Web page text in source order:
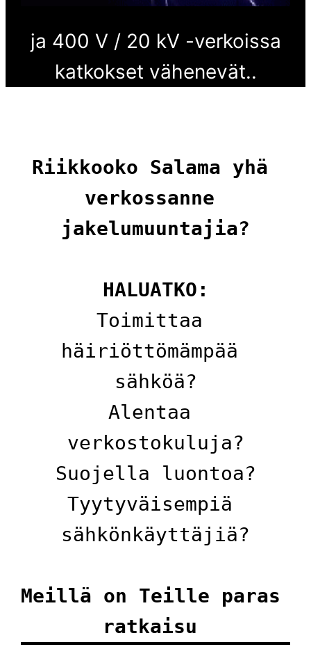
ja 400 V / 20 kV -verkoissa
katkokset vähenevät..
Riikkooko Salama yhä
verkossanne
jakelumuuntajia?
HALUATKO:
Toimittaa
häiriöttömämpää
sähköä?
Alentaa
verkostokuluja?
Suojella luontoa?
Tyytyväisempiä
sähkönkäyttäjiä?
Meillä on Teille paras
ratkaisu